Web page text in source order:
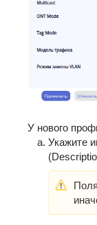
У нового
Укажите